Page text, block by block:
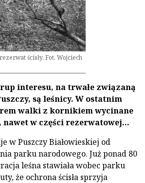
ścisły. Fot. Wojciech
interesu, na trwałe związaną
są leśnicy. W ostatnim
walki z kornikiem wycinane
w części rezerwatowej...
w Puszczy Białowieskiej od
parku narodowego. Już ponad 80
leśna stawiała wobec parku
że ochrona ścisła sprzyja